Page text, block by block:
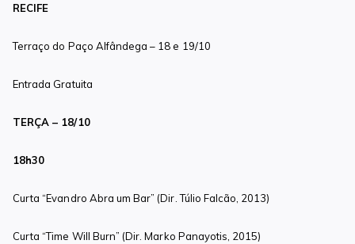
RECIFE
Terraço do Paço Alfândega – 18 e 19/10
Entrada Gratuita
TERÇA – 18/10
18h30
Curta “Evandro Abra um Bar” (Dir. Túlio Falcão, 2013)
Curta “Time Will Burn” (Dir. Marko Panayotis, 2015)